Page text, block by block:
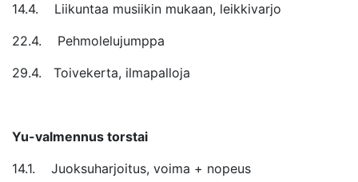
14.4. Liikuntaa musiikin mukaan, leikkivarjo
22.4. Pehmolelujumppa
29.4. Toivekerta, ilmapalloja
Yu-valmennus torstai
14.1. Juoksuharjoitus, voima + nopeus